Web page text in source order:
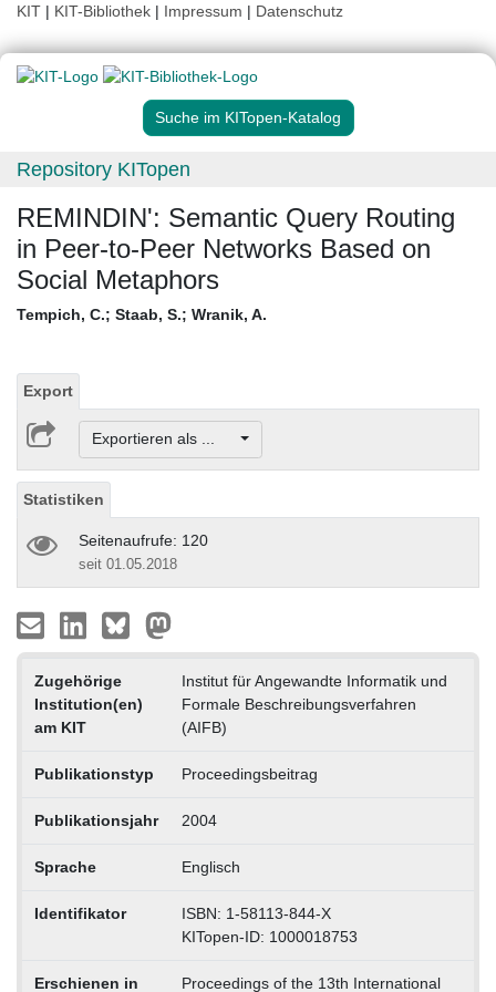
KIT | KIT-Bibliothek | Impressum | Datenschutz
Suche im KITopen-Katalog
Repository KITopen
REMINDIN': Semantic Query Routing
in Peer-to-Peer Networks Based on
Social Metaphors
Tempich, C.; Staab, S.; Wranik, A.
Export
Exportieren als ...
Statistiken
Seitenaufrufe: 120
seit 01.05.2018
Zugehörige
Institution(en)
am KIT
Institut für Angewandte Informatik und
Formale Beschreibungsverfahren
(AIFB)
Publikationstyp Proceedingsbeitrag
Publikationsjahr 2004
Sprache Englisch
Identifikator
ISBN: 1-58113-844-X
KITopen-ID: 1000018753
Erschienen in Proceedings of the 13th International